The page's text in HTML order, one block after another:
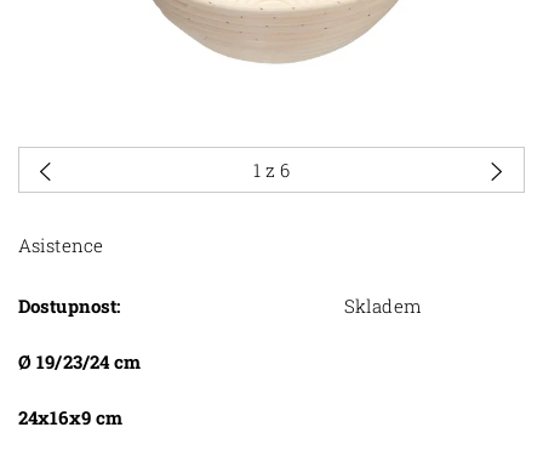
Asistence
Dostupnost: Skladem
Ø 19/23/24 cm
24x16x9 cm
1z 6